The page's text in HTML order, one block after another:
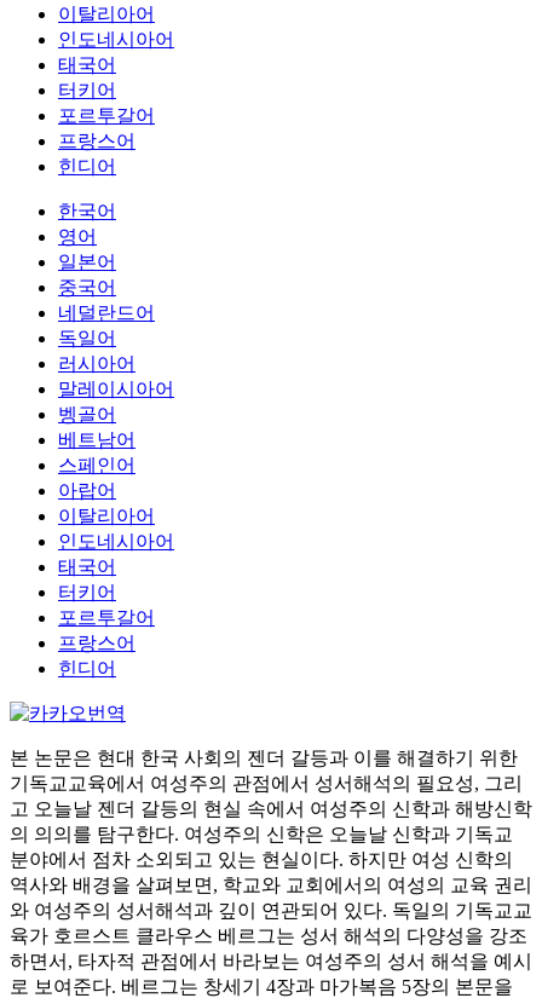
이탈리아어
인도네시아어
태국어
터키어
포르투갈어
프랑스어
힌디어
한국어
영어
일본어
중국어
네덜란드어
독일어
러시아어
말레이시아어
벵골어
베트남어
스페인어
아랍어
이탈리아어
인도네시아어
태국어
터키어
포르투갈어
프랑스어
힌디어
본 논문은 현대 한국 사회의 젠더 갈등과 이를 해결하기 위한
기독교교육에서 여성주의 관점에서 성서해석의 필요성, 그리
고 오늘날 젠더 갈등의 현실 속에서 여성주의 신학과 해방신학
의 의의를 탐구한다. 여성주의 신학은 오늘날 신학과 기독교
분야에서 점차 소외되고 있는 현실이다. 하지만 여성 신학의
역사와 배경을 살펴보면, 학교와 교회에서의 여성의 교육 권리
와 여성주의 성서해석과 깊이 연관되어 있다. 독일의 기독교교
육가 호르스트 클라우스 베르그는 성서 해석의 다양성을 강조
하면서, 타자적 관점에서 바라보는 여성주의 성서 해석을 예시
로 보여준다. 베르그는 창세기 4장과 마가복음 5장의 본문을